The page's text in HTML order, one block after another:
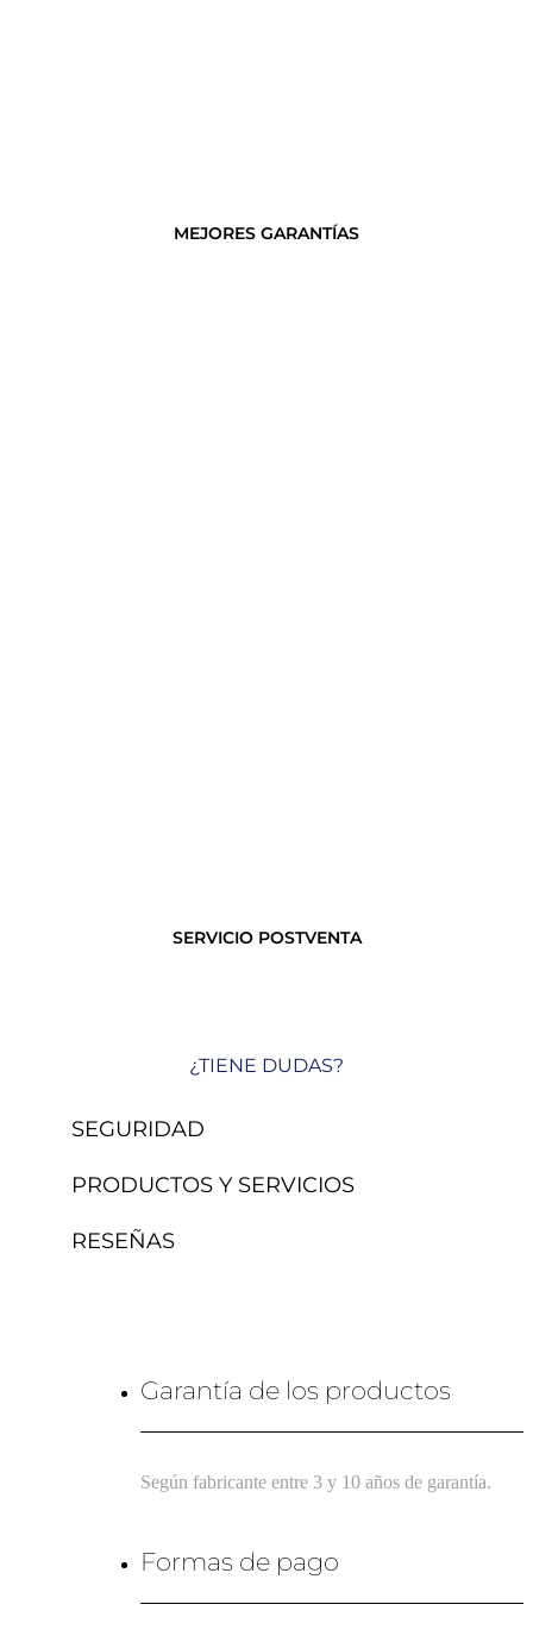
MEJORES GARANTÍAS
SERVICIO POSTVENTA
¿TIENE DUDAS?
SEGURIDAD
PRODUCTOS Y SERVICIOS
RESEÑAS
Garantía de los productos
Según fabricante entre 3 y 10 años de garantía.
Formas de pago